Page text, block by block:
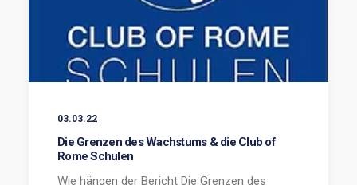
03.03.22
Die Grenzen des Wachstums & die Club of
Rome Schulen
Wie hängen der Bericht Die Grenzen des